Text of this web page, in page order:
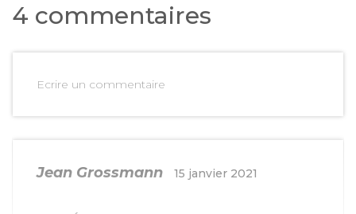
4 commentaires
Ecrire un commentaire
Jean Grossmann 15 janvier 2021